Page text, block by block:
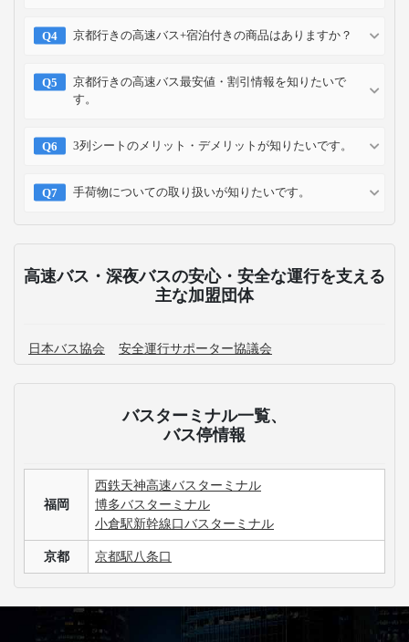
京都行きの高速バス+宿泊付きの商品はありますか？
京都行きの高速バス最安値・割引情報を知りたいで
す。
3列シートのメリット・デメリットが知りたいです。
手荷物についての取り扱いが知りたいです。
高速バス・深夜バスの安心・安全な運行を支える
主な加盟団体
日本バス協会 安全運行サポーター協議会
バスターミナル一覧、
バス停情報
福岡
西鉄天神高速バスターミナル
博多バスターミナル
小倉駅新幹線口バスターミナル
京都 京都駅八条口